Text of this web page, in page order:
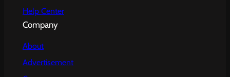
Help Center
Company
About
Advertisement